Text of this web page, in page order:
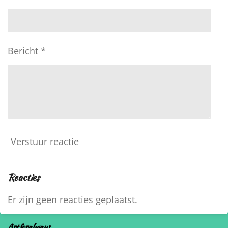
Bericht *
Verstuur reactie
Reacties
Er zijn geen reacties geplaatst.